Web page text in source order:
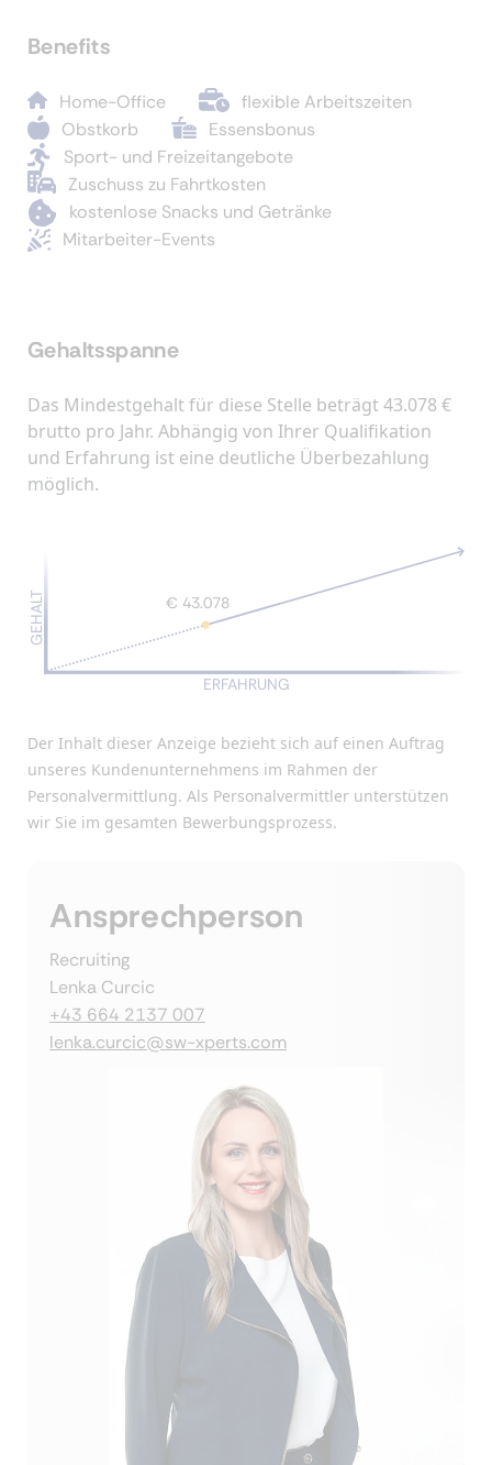
Benefits
Home-Office
flexible Arbeitszeiten
Obstkorb
Essensbonus
Sport- und Freizeitangebote
Zuschuss zu Fahrtkosten
kostenlose Snacks und Getränke
Mitarbeiter-Events
Gehaltsspanne
Das Mindestgehalt für diese Stelle beträgt 43.078 €
brutto pro Jahr. Abhängig von Ihrer Qualifikation
und Erfahrung ist eine deutliche Überbezahlung
möglich.
GEHALT
ERFAHRUNG
€ 43.078
Der Inhalt dieser Anzeige bezieht sich auf einen Auftrag
unseres Kundenunternehmens im Rahmen der
Personalvermittlung. Als Personalvermittler unterstützen
wir Sie im gesamten Bewerbungsprozess.
Ansprechperson
Recruiting
Lenka Curcic
+43 664 2137 007
lenka.curcic@sw-xperts.com